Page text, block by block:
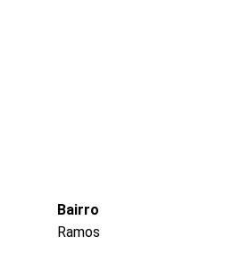
Bairro
Ramos